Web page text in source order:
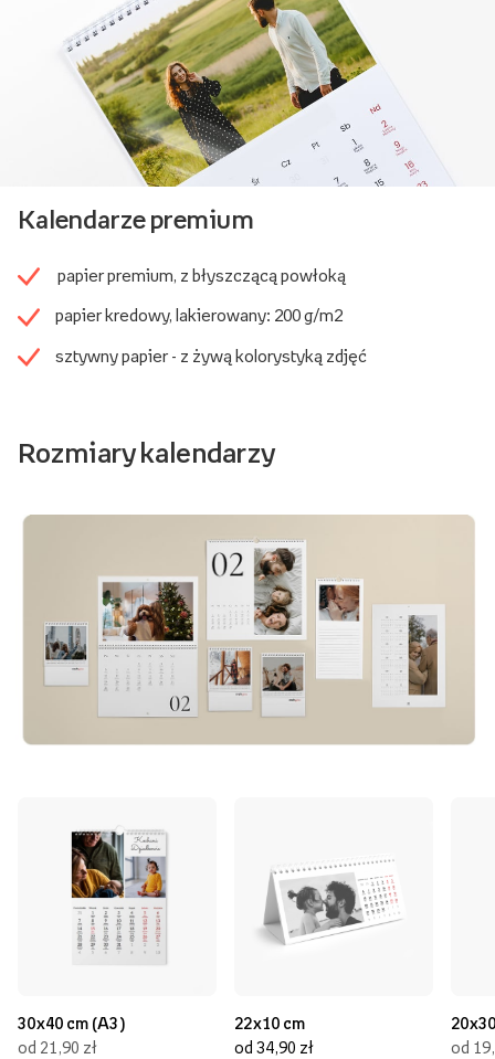
Kalendarze premium
papier premium, z błyszczącą powłoką
papier kredowy, lakierowany: 200 g/m2
sztywny papier - z żywą kolorystyką zdjęć
Rozmiary kalendarzy
30x40 cm (A3)
od 21,90 zł
22x10 cm
od 34,90 zł
od